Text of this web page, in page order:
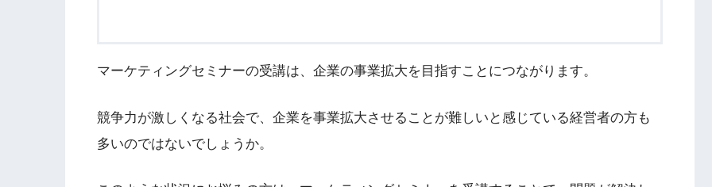
マーケティングセミナーの受講は、企業の事業拡大を目指すことにつながります。
競争力が激しくなる社会で、企業を事業拡大させることが難しいと感じている経営者の方も
多いのではないでしょうか。